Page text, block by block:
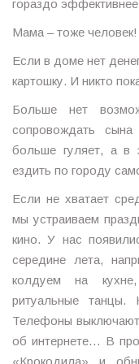
гораздо
Мама – тоже человек!
Если в доме нет
картошку. И никто
Больше нет
сопровождать
больше гуляет, а в
ездить по городу
Если не хватает
мы устраиваем
кино. У нас
середине лета,
колдуем на кухне,
ритуальные
Телефоны
об интернете… В
«Крокодила» и